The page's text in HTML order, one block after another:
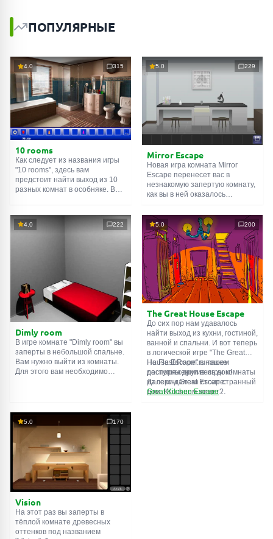
ПОПУЛЯРНЫЕ
4.0 315
10 rooms
Как следует из названия игры
"10 rooms", здесь вам
предстоит найти выход из 10
разных комнат в особняке. В
их, чтобы выйти. Выход из
одной комнаты является
5.0 229
Mirror Escape
Новая игра комната Mirror
Escape перенесет вас в
незнакомую запертую комнату,
как вы в ней оказалось
смекалки попробуйте решить
все, приготовленные авторами
для вас, головоломки и найти
выход на свободу.
Внимательно осмотрите
помещение, возможно вы
сможете найти какие-нибудь
подсказки. Желаем удачи!
4.0 222
Dimly room
В игре комнате "Dimly room" вы
заперты в небольшой спальне.
Вам нужно выйти из комнаты.
Для этого вам необходимо
5.0 200
The Great House Escape
До сих пор нам удавалось
найти выход из кухни, гостиной,
ванной и спальни. И вот теперь
в логической игре "The Great
House Escape" в нашем
распоряжении весь дом!
Далеко-далеко стоит странный
дом. Кто в нем живет?
На FlashRoom.ru также
доступны другие игры комнаты
из серии Great Escape:
Great Kitchen Escape
5.0 170
Vision
На этот раз вы заперты в
тёплой комнате древесных
оттенков под названием